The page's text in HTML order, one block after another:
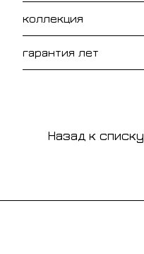
коллекция
гарантия лет
Назад к списку